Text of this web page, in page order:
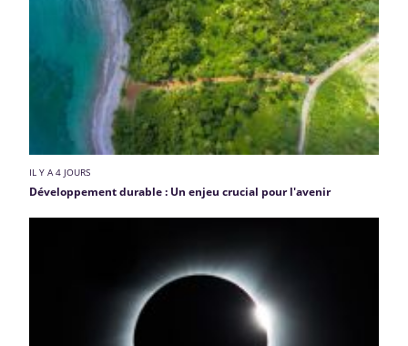
IL Y A 4 JOURS
Développement durable : Un enjeu crucial pour l'avenir